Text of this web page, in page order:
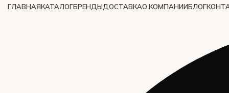
ГЛАВНАЯКАТАЛОГБРЕНДЫДОСТАВКАО КОМПАНИИБЛОГ